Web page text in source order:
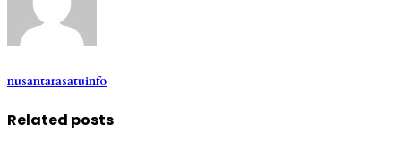
nusantarasatuinfo
Related posts